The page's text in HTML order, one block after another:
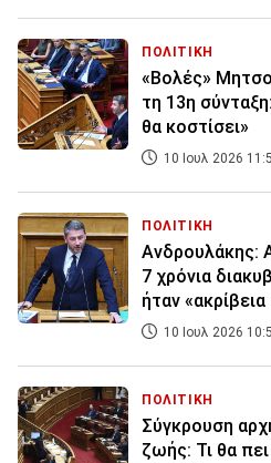
ΠΟΛΙΤΙΚΗ
«Βολές»
τη 13η
θα κοστίσει»
10 Ιουλ 2026
ΠΟΛΙΤΙΚΗ
Ανδρουλάκης:
7 χρόνια
ήταν
10 Ιουλ 2026
ΠΟΛΙΤΙΚΗ
Σύγκρουση
ζωής: Τι θα